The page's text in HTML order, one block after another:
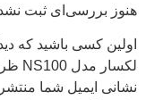
هنوز بررسی‌ای ثبت
اولین کسی باشید که
لکسار مدل NS100 ظرفیت512 گیگابایت”
نشانی ایمیل شما